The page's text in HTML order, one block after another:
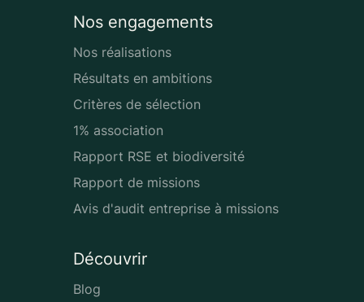
Nos engagements
Nos réalisations
Résultats en ambitions
Critères de sélection
1% association
Rapport RSE et biodiversité
Rapport de missions
Avis d'audit entreprise à missions
Découvrir
Blog